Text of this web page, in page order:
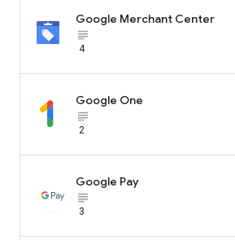
Google Merchant Center
subject_black
4
Google One
subject_black
2
Google Pay
subject_black
3